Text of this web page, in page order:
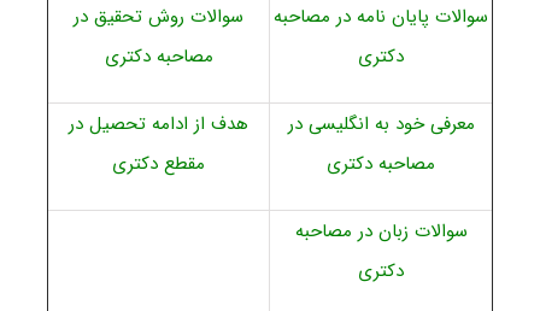
سوالات پایان نامه در مصاحبه
دکتری
سوالات روش تحقیق در
مصاحبه دکتری
معرفی خود به انگلیسی در
مصاحبه دکتری
هدف از ادامه تحصیل در
مقطع دکتری
سوالات زبان در مصاحبه
دکتری